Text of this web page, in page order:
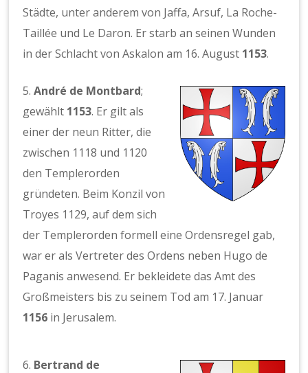
Städte, unter anderem von Jaffa, Arsuf, La Roche-
Taillée und Le Daron. Er starb an seinen Wunden
in der Schlacht von Askalon am 16. August 1153.
5.André de Montbard;
gewählt 1153. Er gilt als
einer der neun Ritter, die
zwischen 1118 und 1120
den Templerorden
gründeten. Beim Konzil von
Troyes 1129, auf dem sich
der Templerorden formell eine Ordensregel gab,
war er als Vertreter des Ordens neben Hugo de
Paganis anwesend. Er bekleidete das Amt des
Großmeisters bis zu seinem Tod am 17. Januar
1156 in Jerusalem.
6. Bertrand de